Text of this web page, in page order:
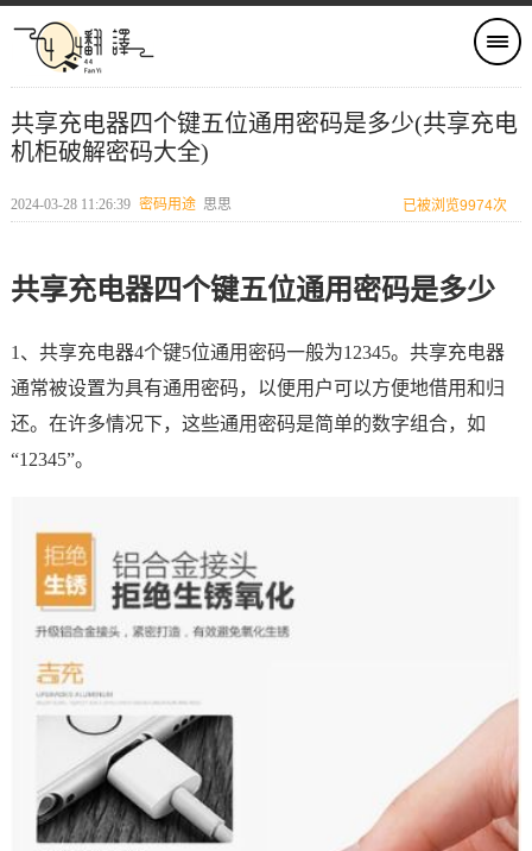
共享充电器四个键五位通用密码是多少(共享充电
机柜破解密码大全)
2024-03-28 11:26:39 密码用途 思思 已被浏览9974次
共享充电器四个键五位通用密码是多少
1、共享充电器4个键5位通用密码一般为12345。共享充电器
通常被设置为具有通用密码，以便用户可以方便地借用和归
还。在许多情况下，这些通用密码是简单的数字组合，如
“12345”。